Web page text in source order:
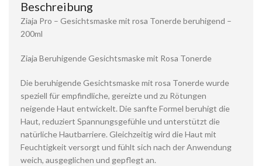
Beschreibung
Ziaja Pro – Gesichtsmaske mit rosa Tonerde beruhigend –
200ml
Ziaja Beruhigende Gesichtsmaske mit Rosa Tonerde
Die beruhigende Gesichtsmaske mit rosa Tonerde wurde
speziell für empfindliche, gereizte und zu Rötungen
neigende Haut entwickelt. Die sanfte Formel beruhigt die
Haut, reduziert Spannungsgefühle und unterstützt die
natürliche Hautbarriere. Gleichzeitig wird die Haut mit
Feuchtigkeit versorgt und fühlt sich nach der Anwendung
weich, ausgeglichen und gepflegt an.